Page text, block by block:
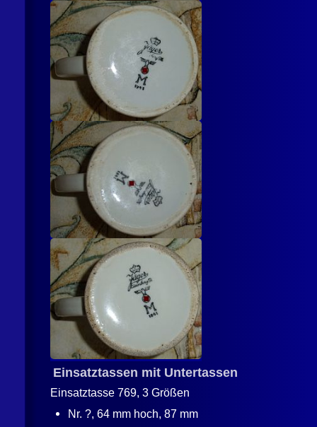
Einsatztassen mit Untertassen
Einsatztasse 769, 3 Größen
Nr. ?, 64 mm hoch, 87 mm